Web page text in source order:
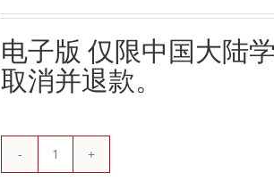
电子版 仅限中国大陆
取消并退款。
《心